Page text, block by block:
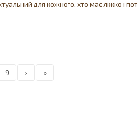
для кожного, хто має ліжко і
9 › »